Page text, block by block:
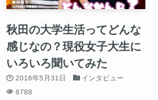
秋田の大学生活ってどんな
感じなの？現役女子大生に
いろいろ聞いてみた
2016年5月31日
インタビュー
8788